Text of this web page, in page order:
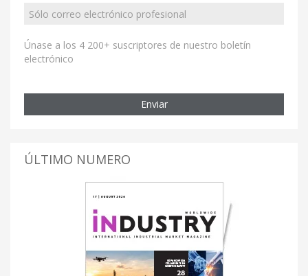
Únase a los 4 200+ suscriptores de nuestro boletín
electrónico
Enviar
ÚLTIMO NUMERO